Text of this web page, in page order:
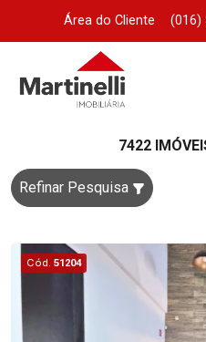
Área do Cliente (016)
7422
Refinar Pesquisa
Cód. 51204